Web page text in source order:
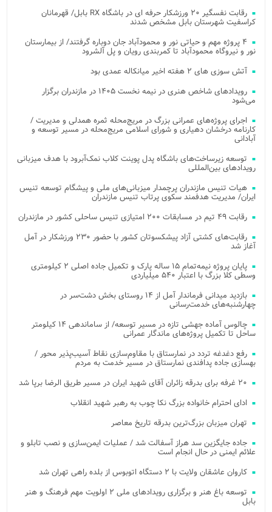
رقابت نفسگیر ۲۰ ورزشکار حرفه ای در باشگاه RX بابل/ قهرمانان
کراسفیت شهرستان بابل مشخص شدند
۴ پروژه مهم و حیاتی نور و محمودآباد جان دوباره گرفتند/ از بیمارستان
نور و نیروگاه محمودآباد تا کمربندی رویان و پل آلشرود
آتش‌ سوزی‌ های ۲ هفته اخیر میانکاله عمدی بود
رویدادهای شاخص هنری در نیمه نخست ۱۴۰۵ در مازندران برگزار
می‌شود
اجرای پروژه‌های عمرانی بزرگ در مریج‌محله ثمره همدلی و مدیریت /
کارنامه درخشان دهیاری و شورای اسلامی مریج‌محله در مسیر توسعه و
آبادانی
توسعه زیرساخت‌های باشگاه پدل پوینت کلاب نمک‌آبرود با هدف میزبانی
رویدادهای بین‌المللی
هیات تنیس مازندران پرچمدار میزبانی‌های ملی و پیشگام توسعه تنیس
ایران/ مدیریت هدفمند سکوی پرتاب تنیس مازندران
رقابت ۴۹ تیم در مسابقات ۲۰۰ امتیازی تنیس ساحلی کشور در مازندران
رقابت‌های کشتی آزاد پیشکسوتان کشور با حضور ۲۳۰ ورزشکار در آمل
آغاز شد
پایان پروژه نیمه‌تمام ۱۵ ساله پارک و تکمیل جاده اصلی ۲ کیلومتری
وسطی کلا بزرگ با اعتبار ۵۴۰ میلیاردی
بازدید میدانی فرماندار آمل از ۱۴ روستای بخش دشت‌سر در
چهارشنبه‌های خدمت‌رسانی
چالوس آماده جهشی تازه در مسیر توسعه/ از ساماندهی ۱۴ کیلومتر
ساحل تا تکمیل پروژه‌های ماندگار عمرانی
رفع دغدغه تردد در نمارستاق با مقاوم‌سازی نقاط آسیب‌پذیر محور /
بهسازی جاده پدافندی نمارستاق در مسیر خدمت به مردم
۲۰ غرفه برای بدرقه زائران آقای شهید ایران در مسیر طریق الرضا برپا شد
ادای احترام خانواده بزرگ نکا چوب به رهبر شهید انقلاب
تهران میزبان بزرگ‌ترین بدرقه تاریخ معاصر
جاده جایگزین سد هراز آسفالت شد / عملیات ایمن‌سازی و نصب تابلو و
علائم ایمنی در حال انجام است
کاروان عاشقان ولایت با ۲ دستگاه اتوبوس از بلده راهی تهران شد
توسعه باغ هنر و برگزاری رویدادهای ملی ۲ اولویت مهم فرهنگ و هنر
بابل